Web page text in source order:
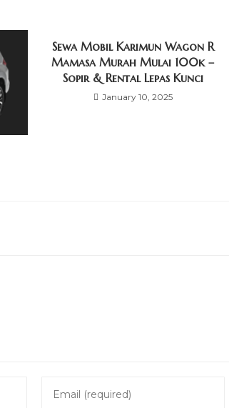
Sewa Mobil Karimun Wagon R
Mamasa Murah Mulai 100k –
Sopir & Rental Lepas Kunci
January 10, 2025
your